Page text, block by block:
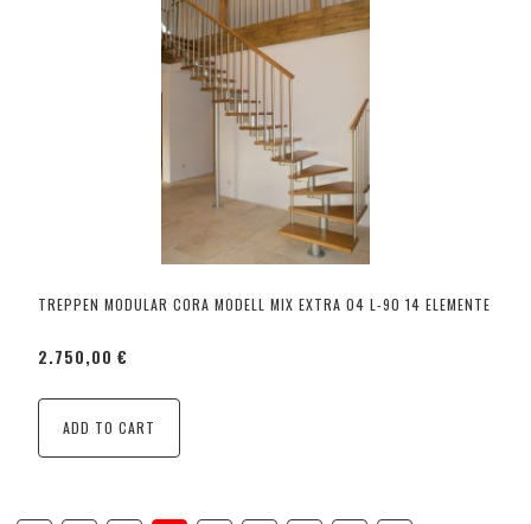
TREPPEN MODULAR CORA MODELL MIX EXTRA 04 L-90 14 ELEMENTE
2.750,00 €
ADD TO CART